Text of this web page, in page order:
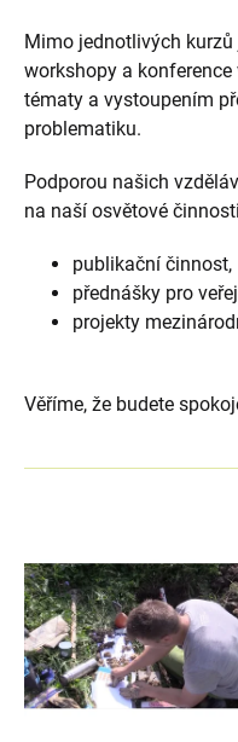
Mimo jednotlivých
workshopy a
tématy a vystoupením
problematiku.
Podporou našich
na naší osvětové
publikační činnost,
přednášky pro
projekty
Věříme, že budete
ý
p
i